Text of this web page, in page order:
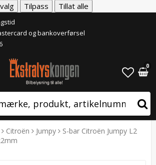
Tilpass Tillat alle
og bankoverførsel
0
Citroën Jumpy
S-bar Citroën Jumpy L2